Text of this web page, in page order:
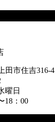
田市住吉316-4
曜日
18：00